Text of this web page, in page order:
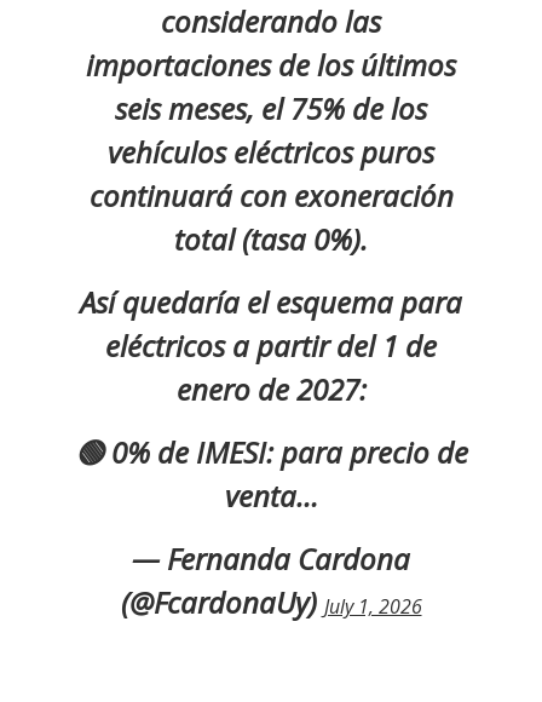
considerando las
importaciones de los últimos
seis meses, el 75% de los
vehículos eléctricos puros
continuará con exoneración
total (tasa 0%).
Así quedaría el esquema para
eléctricos a partir del 1 de
enero de 2027:
🟢 0% de IMESI: para precio de
venta…
— Fernanda Cardona
(@FcardonaUy) July 1, 2026